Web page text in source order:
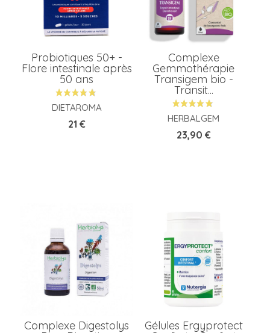
Probiotiques 50+ -
Flore intestinale après
50 ans
DIETAROMA
Prix
21 €
Complexe
Gemmothérapie
Transigem bio -
Transit...
HERBALGEM
Prix
23,90 €
Complexe Digestolys Gélules Ergyprotect